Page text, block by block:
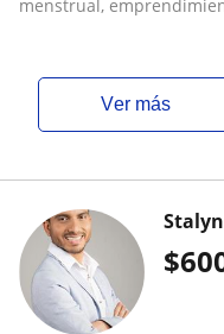
menstrual,
ver más
$
Stalyn